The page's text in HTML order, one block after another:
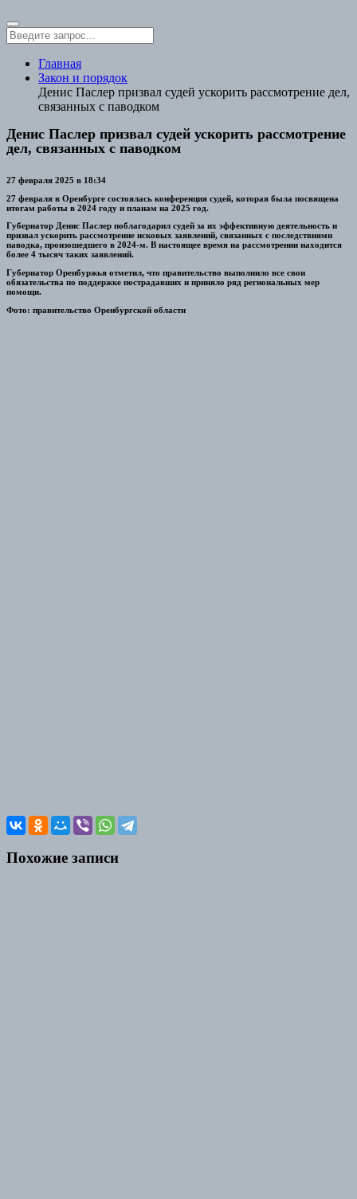
Главная
Закон и порядок
Денис Паслер призвал судей ускорить рассмотрение дел,
связанных с паводком
Денис Паслер призвал судей ускорить рассмотрение
дел, связанных с паводком
27 февраля 2025 в 18:34
27 февраля в Оренбурге состоялась конференция судей, которая была посвящена
итогам работы в 2024 году и планам на 2025 год.
Губернатор Денис Паслер поблагодарил судей за их эффективную деятельность и
призвал ускорить рассмотрение исковых заявлений, связанных с последствиями
паводка, произошедшего в 2024-м. В настоящее время на рассмотрении находится
более 4 тысяч таких заявлений.
Губернатор Оренбуржья отметил, что правительство выполнило все свои
обязательства по поддержке пострадавших и приняло ряд региональных мер
помощи.
Фото: правительство Оренбургской области
Похожие записи